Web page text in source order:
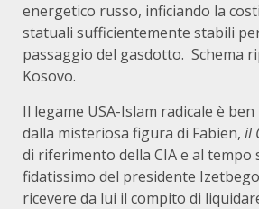
energetico russo, inficiando la
statuali sufficientemente stabili
passaggio del gasdotto. Schema
Kosovo.
Il legame USA-Islam radicale è
dalla misteriosa figura di Fabien, il
di riferimento della CIA e al tempo
fidatissimo del presidente
ricevere da lui il compito di